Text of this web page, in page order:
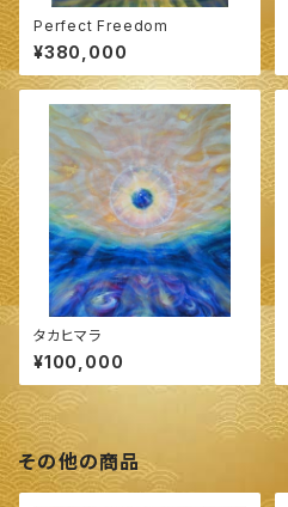
Perfect Freedom
¥380,000
タカヒマラ
¥100,000
その他の商品